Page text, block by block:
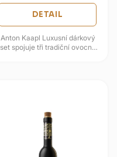
DETAIL
Anton Kaapl Luxusní dárkový
set spojuje tři tradiční ovocné